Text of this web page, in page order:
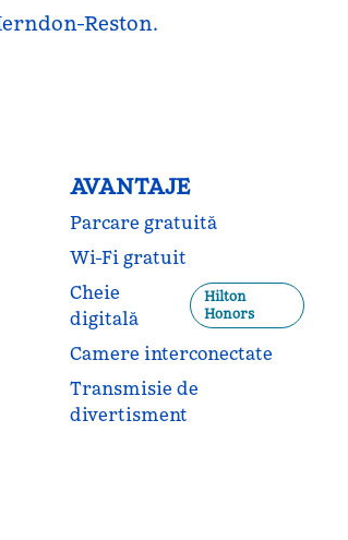
Reston.
AVANTAJE
Parcare gratuită
Wi-Fi gratuit
Cheie
digitală
Hilton
Honors
Camere interconectate
Transmisie de
divertisment